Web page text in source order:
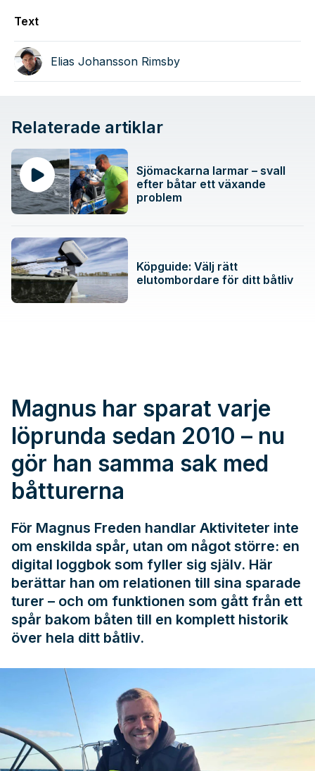
Text
Elias Johansson Rimsby
Relaterade artiklar
Sjömackarna larmar – svall
efter båtar ett växande
problem
Köpguide: Välj rätt
elutombordare för ditt båtliv
Magnus har sparat varje
löprunda sedan 2010 – nu
gör han samma sak med
båtturerna
För Magnus Freden handlar Aktiviteter inte
om enskilda spår, utan om något större: en
digital loggbok som fyller sig själv. Här
berättar han om relationen till sina sparade
turer – och om funktionen som gått från ett
spår bakom båten till en komplett historik
över hela ditt båtliv.